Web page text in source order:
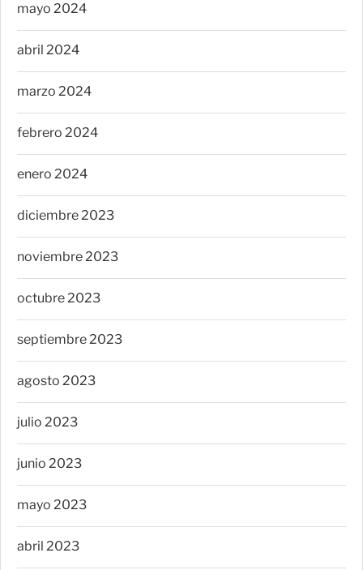
mayo 2024
abril 2024
marzo 2024
febrero 2024
enero 2024
diciembre 2023
noviembre 2023
octubre 2023
septiembre 2023
agosto 2023
julio 2023
junio 2023
mayo 2023
abril 2023